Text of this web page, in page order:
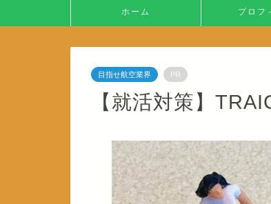
ホーム プロフ
目指せ航空業界 PR
【就活対策】